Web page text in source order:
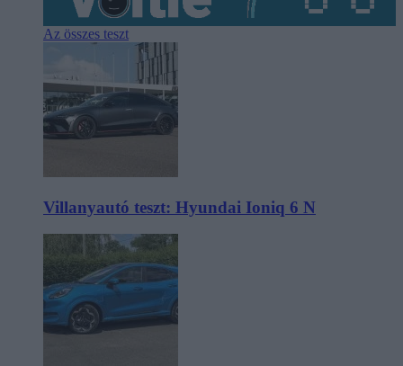
Az összes teszt
Villanyautó teszt: Hyundai Ioniq 6 N